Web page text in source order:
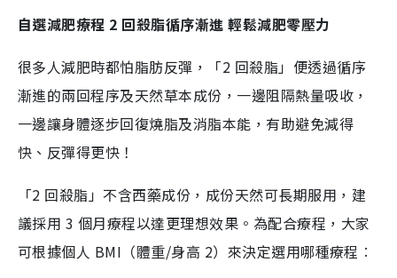
自選減肥療程 2 回殺脂循序漸進 輕鬆減肥零壓力
很多人減肥時都怕脂肪反彈，「2 回殺脂」便透過循序
漸進的兩回程序及天然草本成份，一邊阻隔熱量吸收，
一邊讓身體逐步回復燒脂及消脂本能，有助避免減得
快、反彈得更快！
「2 回殺脂」不含西藥成份，成份天然可長期服用，建
議採用 3 個月療程以達更理想效果。為配合療程，大家
可根據個人 BMI（體重/身高 2）來決定選用哪種療程︰